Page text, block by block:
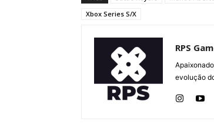
Xbox Series S/X
RPS
evolução